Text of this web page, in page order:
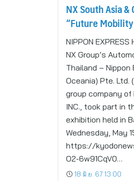
NX South Asia
“Future
NIPPON
NX Group’s
Thailand –
Oceania) Pte. Ltd.
group company of
INC., took part in
exhibition held in
Wednesday, May
https://
O2-6w91CqV0…
18 มิ.ย. 67 13:00